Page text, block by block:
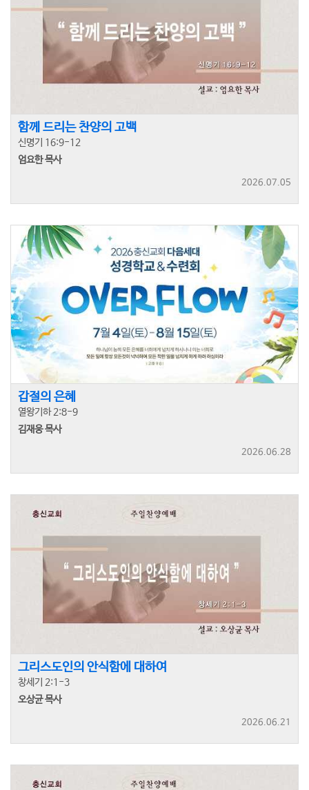
함께 드리는 찬양의 고백
신명기 16:9-12
엄요한 목사
2026.07.05
갑절의 은혜
열왕기하 2:8-9
김재웅 목사
2026.06.28
그리스도인의 안식함에 대하여
창세기 2:1-3
오상균 목사
2026.06.21